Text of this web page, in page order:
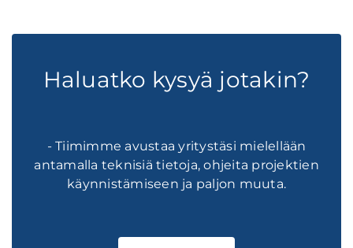
Haluatko kysyä jotakin?
- Tiimimme avustaa yritystäsi mielellään
antamalla teknisiä tietoja, ohjeita projektien
käynnistämiseen ja paljon muuta.